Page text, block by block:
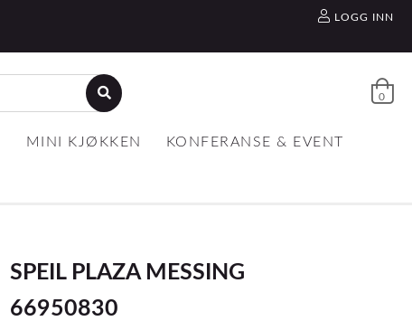
LOGG INN
0
MINI KJØKKEN KONFERANSE & EVENT
SPEIL PLAZA MESSING
66950830